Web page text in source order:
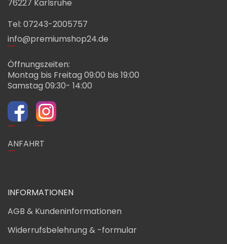
76227 Karlsruhe
Tel: 07243-2005757
info@premiumshop24.de
Öffnungszeiten:
Montag bis Freitag 09:00 bis 19:00
Samstag 09:30- 14:00
ANFAHRT
INFORMATIONEN
AGB & Kundeninformationen
Widerrufsbelehrung & -formular